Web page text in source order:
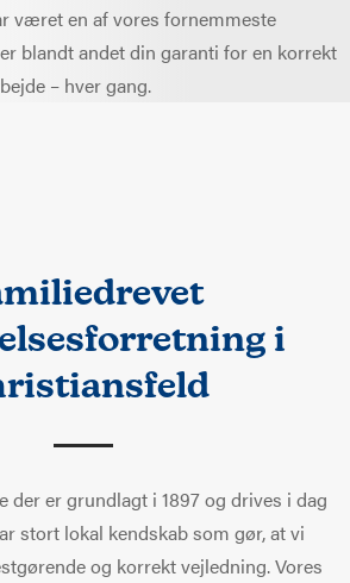
været en af vores fornemmeste
blandt andet din garanti for en korrekt
– hver gang.
i
der er grundlagt i 1897 og drives i dag
stort lokal kendskab som gør, at vi
og korrekt vejledning. Vores